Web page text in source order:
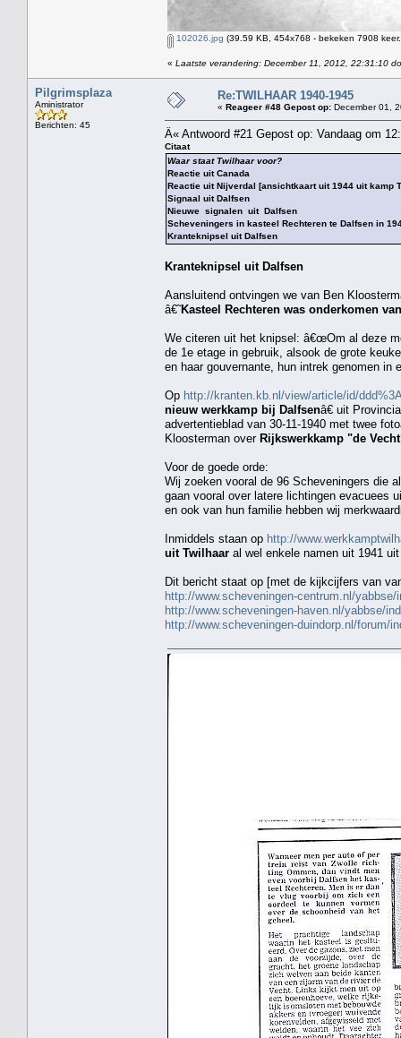
102026.jpg (39.59 KB, 454x768 - bekeken 7908
« Laatste verandering: December 11, 2012, 22:31:10
Pilgrimsplaza
Aministrator
Berichten: 45
Re:TWILHAAR 1940-1945
« Reageer #48 Gepost op: December 01,
Â« Antwoord #21 Gepost op: Vandaag om
Citaat
Waar staat Twilhaar voor?
Reactie uit Canada
Reactie uit Nijverdal [ansichtkaart uit 1944 uit kamp
Signaal uit Dalfsen
Nieuwe signalen uit Dalfsen
Scheveningers in kasteel Rechteren te Dalfsen in
Kranteknipsel uit Dalfsen
Kranteknipsel uit Dalfsen
Aansluitend ontvingen we van Ben
â€˜Kasteel Rechteren was onderkomen
We citeren uit het knipsel: â€œOm al deze
de 1e etage in gebruik, alsook de grote
en haar gouvernante, hun intrek genomen in
Op http://kranten.kb.nl/view/article/id/
nieuw werkkamp bij Dalfsenâ€ uit
advertentieblad van 30-11-1940 met twee
Kloosterman over Rijkswerkkamp "de
Voor de goede orde:
Wij zoeken vooral de 96 Scheveningers die
gaan vooral over latere lichtingen evacuees
en ook van hun familie hebben wij
Inmiddels staan op http://
uit Twilhaar al wel enkele namen uit 1941
Dit bericht staat op [met de kijkcijfers van
http://www.scheveningen-centrum.nl/
http://www.scheveningen-haven.nl/yabbse/
http://www.scheveningen-duindorp.nl/forum/